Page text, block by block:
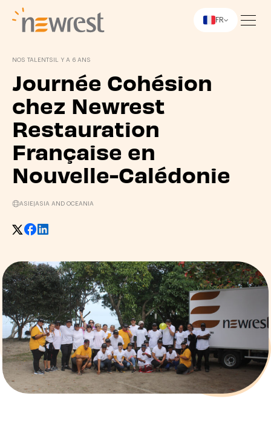
FR
NOS TALENTS IL Y A 6 ANS
Journée Cohésion
chez Newrest
Restauration
Française en
Nouvelle-Calédonie
ASIE ASIA AND OCEANIA